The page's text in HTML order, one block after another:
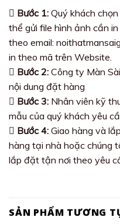
Bước 1: Quý khách
thể gửi file hình ảnh cần
theo email:
in theo mã trên Website.
Bước 2: Công ty Màn
nội dung đặt hàng
Bước 3: Nhân viên kỹ
mẫu của quý khách yêu
Bước 4: Giao hàng và
hàng tại nhà hoặc chúng
lắp đặt tận nơi theo yêu
SẢN PHẨM TƯƠNG